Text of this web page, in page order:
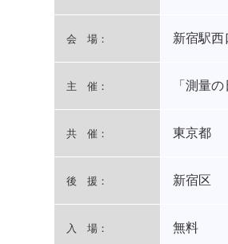
会 場： 新宿駅
主 催： 「測量
共 催： 東京都
後 援： 新宿区
入 場： 無料